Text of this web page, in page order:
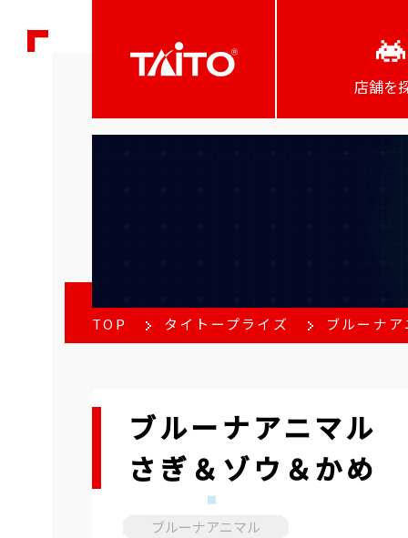
店舗を
TOP タイトープライズ ブルーナ
ブルーナアニマ
さぎ＆ゾウ＆かめ
ブルーナアニマル